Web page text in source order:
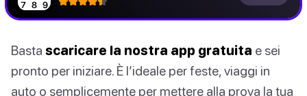
Basta scaricare la nostra app gratuita e sei
pronto per iniziare. È l’ideale per feste, viaggi in
auto o semplicemente per mettere alla prova la tua